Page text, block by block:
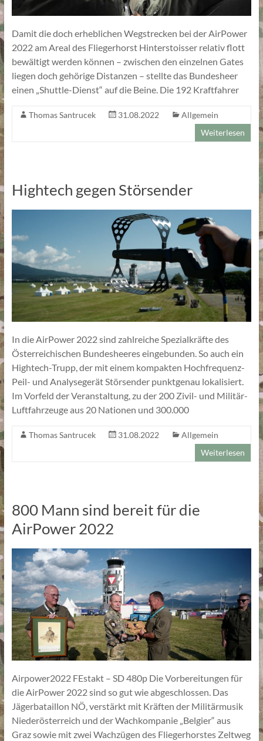
Damit die doch erheblichen Wegstrecken bei der AirPower
2022 am Areal des Fliegerhorst Hinterstoisser relativ flott
bewältigt werden können – zwischen den einzelnen Gates
liegen doch gehörige Distanzen – stellte das Bundesheer
einen „Shuttle-Dienst“ auf die Beine. Die 192 Kraftfahrer
Thomas Santrucek 31.08.2022
Allgemein
Weiterlesen
Hightech gegen Störsender
In die AirPower 2022 sind zahlreiche Spezialkräfte des
Österreichischen Bundesheeres eingebunden. So auch ein
Hightech-Trupp, der mit einem kompakten Hochfrequenz-
Peil- und Analysegerät Störsender punktgenau lokalisiert.
Im Vorfeld der Veranstaltung, zu der 200 Zivil- und Militär-
Luftfahrzeuge aus 20 Nationen und 300.000
Thomas Santrucek 31.08.2022
Allgemein
Weiterlesen
800 Mann sind bereit für die
AirPower 2022
Airpower2022 FEstakt – SD 480p Die Vorbereitungen für
die AirPower 2022 sind so gut wie abgeschlossen. Das
Jägerbataillon NÖ, verstärkt mit Kräften der Militärmusik
Niederösterreich und der Wachkompanie „Belgier“ aus
Graz sowie mit zwei Wachzügen des Fliegerhorstes Zeltweg